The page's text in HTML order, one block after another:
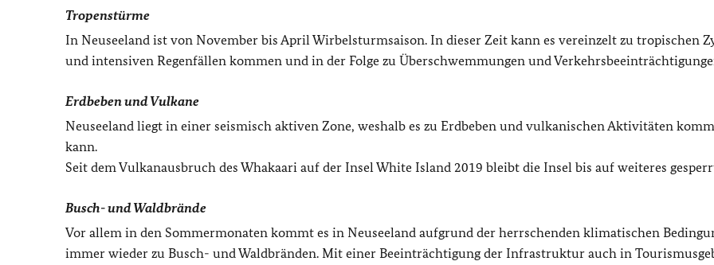
Tropenstürme
In Neuseeland ist von November bis April Wirbelsturmsaison. In dieser Zeit kann es vereinzelt zu tropischen
und intensiven Regenfällen kommen und in der Folge zu Überschwemmungen und
Erdbeben und Vulkane
Neuseeland liegt in einer seismisch aktiven Zone, weshalb es zu Erdbeben und vulkanischen Aktivitäten
kann.
Seit dem Vulkanausbruch des Whakaari auf der Insel White Island 2019 bleibt die Insel bis auf weiteres
Busch- und Waldbrände
Vor allem in den Sommermonaten kommt es in Neuseeland aufgrund der herrschenden klimatischen
immer wieder zu Busch- und Waldbränden. Mit einer Beeinträchtigung der Infrastruktur auch in